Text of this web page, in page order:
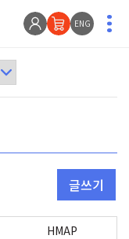
ENG
글쓰기
HMAP